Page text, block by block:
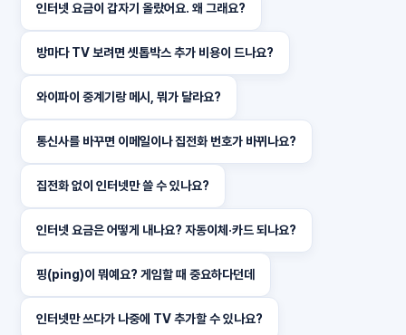
인터넷 요금이 갑자기 올랐어요. 왜 그래요?
방마다 TV 보려면 셋톱박스 추가 비용이 드나요?
와이파이 중계기랑 메시, 뭐가 달라요?
통신사를 바꾸면 이메일이나 집전화 번호가 바뀌나요?
집전화 없이 인터넷만 쓸 수 있나요?
인터넷 요금은 어떻게 내나요? 자동이체·카드 되나요?
핑(ping)이 뭐예요? 게임할 때 중요하다던데
인터넷만 쓰다가 나중에 TV 추가할 수 있나요?